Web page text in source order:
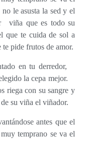
le asusta la sed y el
viña que es todo su
te cuida de sol a
pide frutos de amor.
en tu derredor,
la cepa mejor.
riega con su sangre y
su viña el viñador.
antes que el
temprano se va el